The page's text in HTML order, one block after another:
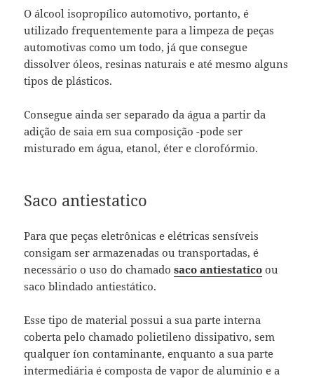
O álcool isopropílico automotivo, portanto, é
utilizado frequentemente para a limpeza de peças
automotivas como um todo, já que consegue
dissolver óleos, resinas naturais e até mesmo alguns
tipos de plásticos.
Consegue ainda ser separado da água a partir da
adição de saia em sua composição -pode ser
misturado em água, etanol, éter e clorofórmio.
Saco antiestatico
Para que peças eletrônicas e elétricas sensíveis
consigam ser armazenadas ou transportadas, é
necessário o uso do chamado saco antiestatico ou
saco blindado antiestático.
Esse tipo de material possui a sua parte interna
coberta pelo chamado polietileno dissipativo, sem
qualquer íon contaminante, enquanto a sua parte
intermediária é composta de vapor de alumínio e a